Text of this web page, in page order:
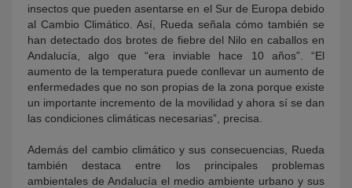
insectos que pueden asentarse en el Sur de Europa debido
al Cambio Climático. Así, Rueda señala cómo también se
han detectado dos brotes de fiebre del Nilo en caballos en
Andalucía, algo que “era inviable hace 10 años”. “El
aumento de la temperatura puede conllevar un aumento de
enfermedades que no son propias de la zona porque existe
un importante incremento de la movilidad y ahora sí se dan
las condiciones climáticas necesarias”, precisa.
Además del cambio climático y sus consecuencias, Rueda
también destaca entre los principales problemas
ambientales de Andalucía el medio ambiente urbano y sus